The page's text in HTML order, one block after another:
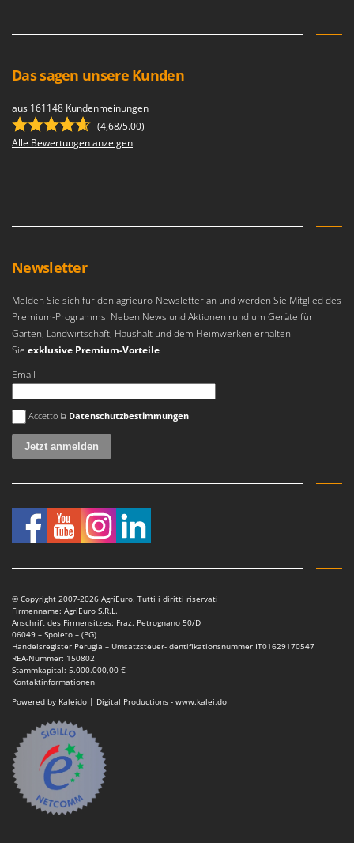
Das sagen unsere Kunden
aus 161148 Kundenmeinungen
(4,68/5.00)
Alle Bewertungen anzeigen
Newsletter
Melden Sie sich für den agrieuro-Newsletter an und werden Sie Mitglied des
Premium-Programms. Neben News und Aktionen rund um Geräte für
Garten, Landwirtschaft, Haushalt und dem Heimwerken erhalten
Sie exklusive Premium-Vorteile.
Email
Es ist ein Fehler aufgetreten
Accetto la Datenschutzbestimmungen
© Copyright 2007-2026 AgriEuro. Tutti i diritti riservati
Firmenname: AgriEuro S.R.L.
Anschrift des Firmensitzes: Fraz. Petrognano 50/D
06049 – Spoleto – (PG)
Handelsregister Perugia – Umsatzsteuer-Identifikationsnummer IT01629170547
REA-Nummer: 150802
Stammkapital: 5.000.000,00 €
Kontaktinformationen
Powered by Kaleido | Digital Productions - www.kalei.do